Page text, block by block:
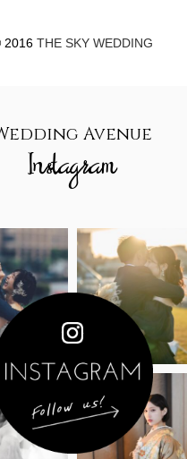
2016 THE SKY WEDDING
Avenue
Instagram